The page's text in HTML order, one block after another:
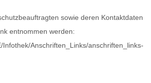
sowie deren Kontaktdaten
entnommen werden:
Infothek/Anschriften_Links/anschriften_links-